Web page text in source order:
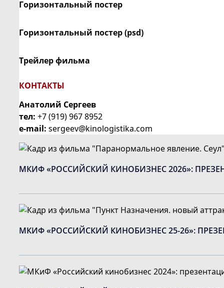
Горизонтальный постер
Горизонтальный постер (psd)
Трейлер фильма
КОНТАКТЫ
Анатолий Сергеев
тел: +7 (919) 967 8952
e-mail: sergeev@kinologistika.com
МКИФ «РОССИЙСКИЙ КИНОБИЗНЕС 2026»:
МКИФ «РОССИЙСКИЙ КИНОБИЗНЕС 25-26»: